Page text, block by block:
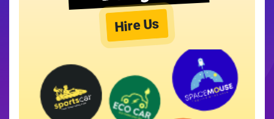
Hire Us